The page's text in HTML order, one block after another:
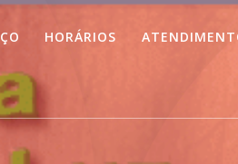
HORÁRIOS